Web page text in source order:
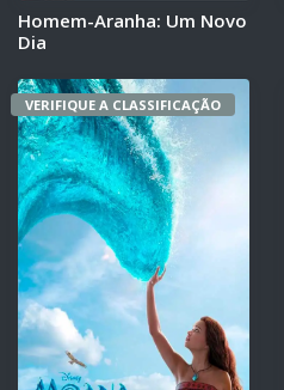
Homem-Aranha: Um Novo
Dia
VERIFIQUE A CLASSIFICAÇÃO